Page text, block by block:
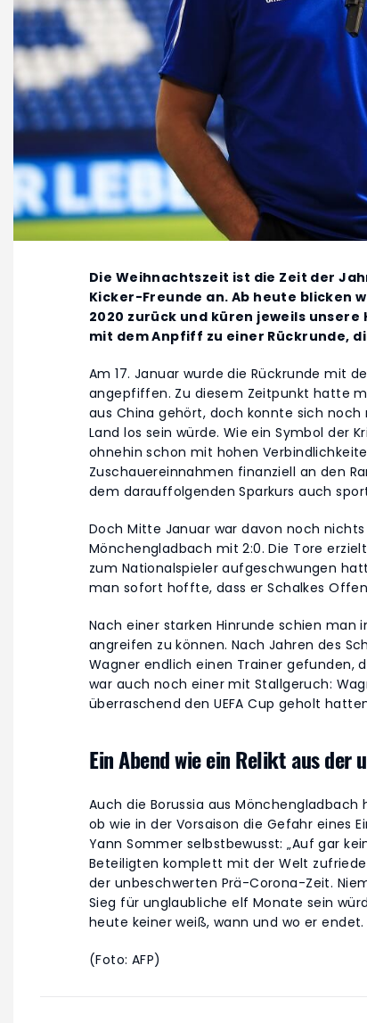
Die Weihnachtszeit ist die Zeit der
Kicker-Freunde an. Ab heute blicken
2020 zurück und küren jeweils
mit dem Anpfiff zu einer Rückrunde,
Am 17. Januar wurde die Rückrunde mit
angepfiffen. Zu diesem Zeitpunkt hatte
aus China gehört, doch konnte sich
Land los sein würde. Wie ein Symbol der
ohnehin schon mit hohen
Zuschauereinnahmen finanziell an den
dem darauffolgenden Sparkurs auch
Doch Mitte Januar war davon noch
Mönchengladbach mit 2:0. Die Tore
zum Nationalspieler aufgeschwungen
man sofort hoffte, dass er Schalkes
Nach einer starken Hinrunde schien man
angreifen zu können. Nach Jahren des
Wagner endlich einen Trainer gefunden,
war auch noch einer mit Stallgeruch:
überraschend den UEFA Cup geholt
Ein Abend wie ein Relikt aus der
Auch die Borussia aus
ob wie in der Vorsaison die Gefahr eines
Yann Sommer selbstbewusst: „Auf gar
Beteiligten komplett mit der Welt
der unbeschwerten Prä-Corona-Zeit.
Sieg für unglaubliche elf Monate sein
heute keiner weiß, wann und wo er endet.
(Foto: AFP)